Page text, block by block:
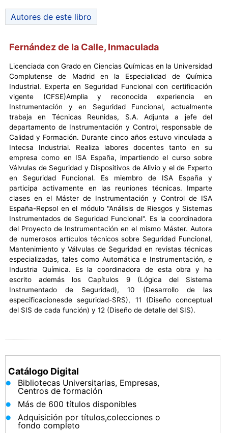
Autores de este libro
Fernández de la Calle, Inmaculada
Licenciada con Grado en Ciencias Químicas en la Universidad
Complutense de Madrid en la Especialidad de Química
Industrial. Experta en Seguridad Funcional con certificación
vigente (CFSE)Amplia y reconocida experiencia en
Instrumentación y en Seguridad Funcional, actualmente
trabaja en Técnicas Reunidas, S.A. Adjunta a jefe del
departamento de Instrumentación y Control, responsable de
Calidad y Formación. Durante cinco años estuvo vinculada a
Intecsa Industrial. Realiza labores docentes tanto en su
empresa como en ISA España, impartiendo el curso sobre
Válvulas de Seguridad y Dispositivos de Alivio y el de Experto
en Seguridad Funcional. Es miembro de ISA España y
participa activamente en las reuniones técnicas. Imparte
clases en el Máster de Instrumentación y Control de ISA
España-Repsol en el módulo "Análisis de Riesgos y Sistemas
Instrumentados de Seguridad Funcional". Es la coordinadora
del Proyecto de Instrumentación en el mismo Máster. Autora
de numerosos artículos técnicos sobre Seguridad Funcional,
Mantenimiento y Válvulas de Seguridad en revistas técnicas
especializadas, tales como Automática e Instrumentación, e
Industria Química. Es la coordinadora de esta obra y ha
escrito además los Capítulos 9 (Lógica del Sistema
Instrumentado de Seguridad), 10 (Desarrollo de las
especificacionesde seguridad-SRS), 11 (Diseño conceptual
del SIS de cada función) y 12 (Diseño de detalle del SIS).
Catálogo Digital
Bibliotecas Universitarias, Empresas,
Centros de formación
Más de 600 títulos disponibles
Adquisición por títulos,colecciones o
fondo completo